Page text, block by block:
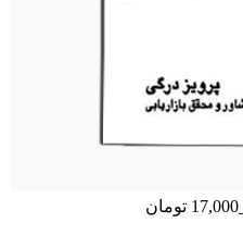
17,000 تومان